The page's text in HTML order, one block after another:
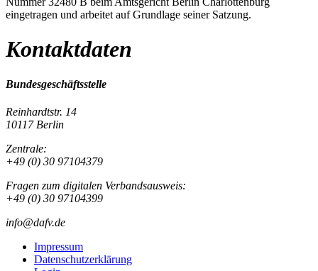
eingetragen und arbeitet auf Grundlage seiner Satzung.
Kontaktdaten
Bundesgeschäftsstelle
Reinhardtstr. 14
10117 Berlin
Zentrale:
+49 (0) 30 97104379
Fragen zum digitalen Verbandsausweis:
+49 (0) 30 97104399
info@dafv.de
Impressum
Datenschutzerklärung